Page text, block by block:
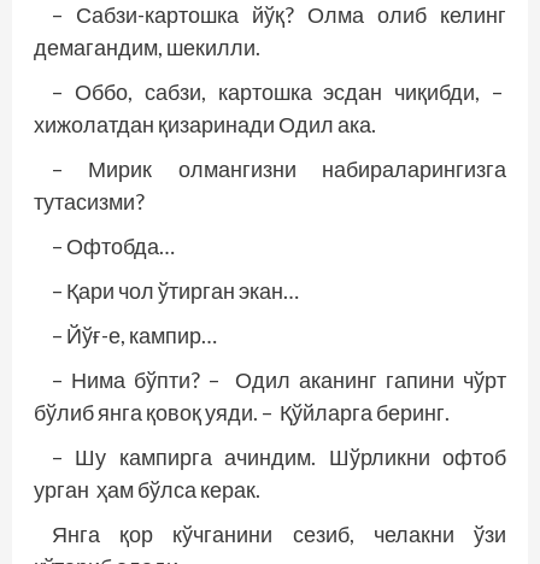
– Сабзи-картошка йўқ? Олма олиб келинг
демагандим, шекилли.
– Оббо, сабзи, картошка эсдан чиқибди, –
хижолатдан қизаринади Одил ака.
– Мирик олмангизни набираларингизга
тутасизми?
– Офтобда…
– Қари чол ўтирган экан…
– Йўғ-е, кампир…
– Нима бўпти? – Одил аканинг гапини чўрт
бўлиб янга қовоқ уяди. – Қўйларга беринг.
– Шу кампирга ачиндим. Шўрликни офтоб
урган ҳам бўлса керак.
Янга қор кўчганини сезиб, челакни ўзи